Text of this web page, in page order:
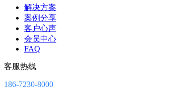
解决方案
案例分享
客户心声
会员中心
FAQ
客服热线
186-7230-8000